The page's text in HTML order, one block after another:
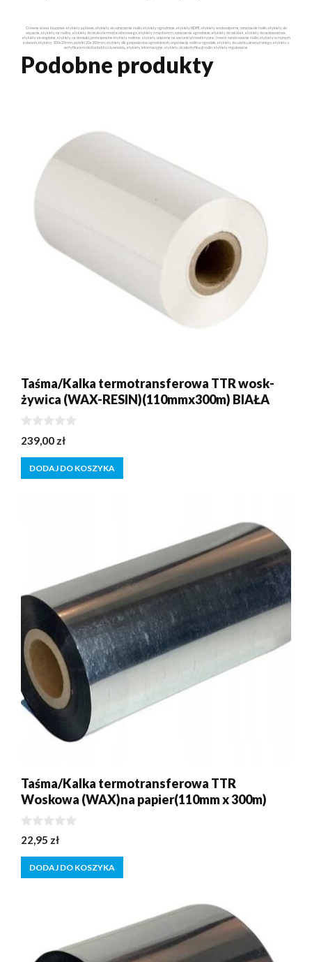
Główne słowa kluczowe: etykiety pętlowe, etykiety do oznaczania roślin, etykiety ogrodnicze, etykiety HDPE, etykiety wodoodporne, oznaczanie roślin, etykiety do
wiązania, etykiety na rośliny, etykiety do druku termotransferowego, etykiety z markerem, oznaczenia ogrodnicze, etykiety do szkółek, etykiety do sadownictwa,
etykiety ekologiczne, etykiety na doniczki, profesjonalne etykiety roślinne, etykiety odporne na warunki atmosferyczne, trwałe oznakowanie roślin, etykiety w różnych
kolorach, etykiety 300x20mm, pętelki 20x300mm, etykiety dla gospodarstw ogrodniczych, organizacja roślin w ogrodzie, etykiety do użytku zewnętrznego, etykiety z
certyfikatem do kontaktu z żywnością, etykiety informacyjne, etykiety do identyfikacji roślin, etykiety regulowane
Podobne produkty
Taśma/Kalka termotransferowa TTR wosk-
żywica (WAX-RESIN)(110mmx300m) BIAŁA
0
z
5
239,00 zł
DODAJ DO KOSZYKA
Taśma/Kalka termotransferowa TTR
Woskowa (WAX)na papier(110mm x 300m)
0
z
5
22,95 zł
DODAJ DO KOSZYKA